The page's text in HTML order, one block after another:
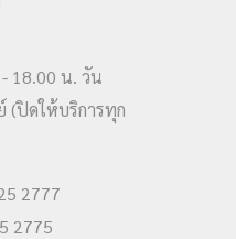
18.00 น. วัน
(ปิดให้บริการทุก
2777
2775